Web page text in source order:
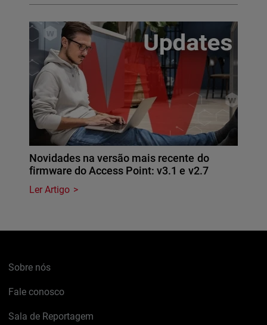
Novidades na versão mais recente do
firmware do Access Point: v3.1 e v2.7
Ler Artigo
Sobre nós
Fale conosco
Sala de Reportagem